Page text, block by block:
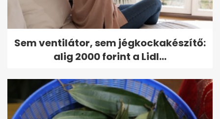
Sem ventilátor, sem jégkockakészítő:
alig 2000 forint a Lidl...